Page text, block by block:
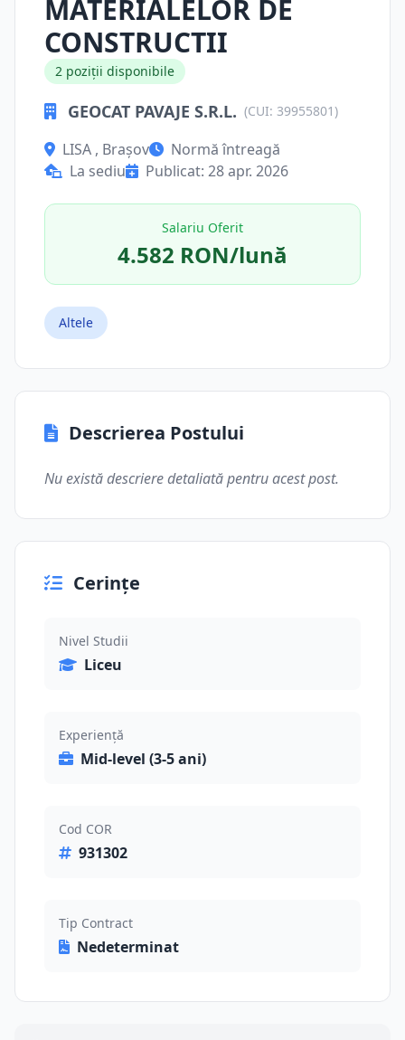
MATERIALELOR DE
CONSTRUCTII
2 poziții disponibile
GEOCAT PAVAJE S.R.L. (CUI: 39955801)
LISA , Brașov
Normă întreagă
La sediu
Publicat: 28 apr. 2026
Salariu Oferit
4.582 RON/lună
Altele
Descrierea Postului
Nu există descriere detaliată pentru acest post.
Cerințe
Nivel Studii
Liceu
Experiență
Mid-level (3-5 ani)
Cod COR
931302
Tip Contract
Nedeterminat